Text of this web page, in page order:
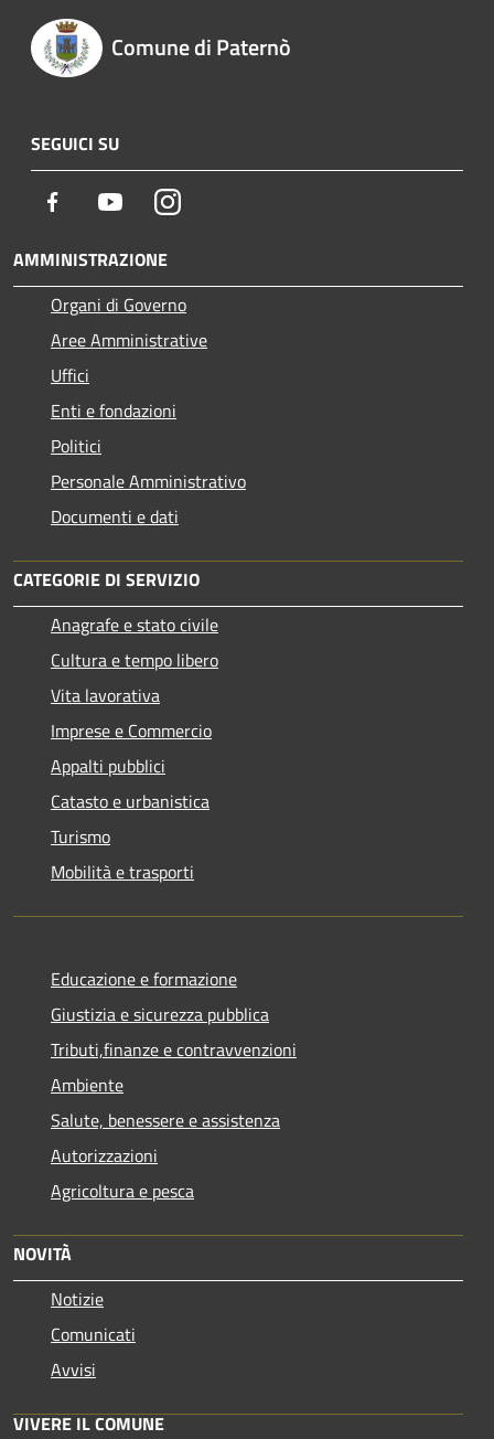
Comune di Paternò
SEGUICI SU
Facebook YoutubeInstagram
AMMINISTRAZIONE
Organi di Governo
Aree Amministrative
Uffici
Enti e fondazioni
Politici
Personale Amministrativo
Documenti e dati
CATEGORIE DI SERVIZIO
Anagrafe e stato civile
Cultura e tempo libero
Vita lavorativa
Imprese e Commercio
Appalti pubblici
Catasto e urbanistica
Turismo
Mobilità e trasporti
Educazione e formazione
Giustizia e sicurezza pubblica
Tributi,finanze e contravvenzioni
Ambiente
Salute, benessere e assistenza
Autorizzazioni
Agricoltura e pesca
NOVITÀ
Notizie
Comunicati
Avvisi
VIVERE IL COMUNE